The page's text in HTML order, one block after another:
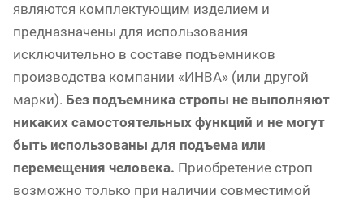
являются комплектующим изделием и
предназначены для использования
исключительно в составе подъемников
производства компании «ИНВА» (или другой
марки). Без подъемника стропы не выполняют
никаких самостоятельных функций и не могут
быть использованы для подъема или
перемещения человека. Приобретение строп
возможно только при наличии совместимой